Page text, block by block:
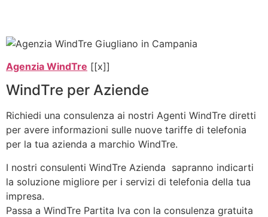
Agenzia WindTre [[x]]
WindTre per Aziende
Richiedi una consulenza ai nostri Agenti WindTre diretti
per avere informazioni sulle nuove tariffe di telefonia
per la tua azienda a marchio WindTre.
I nostri consulenti WindTre Azienda sapranno indicarti
la soluzione migliore per i servizi di telefonia della tua
impresa.
Passa a WindTre Partita Iva con la consulenza gratuita